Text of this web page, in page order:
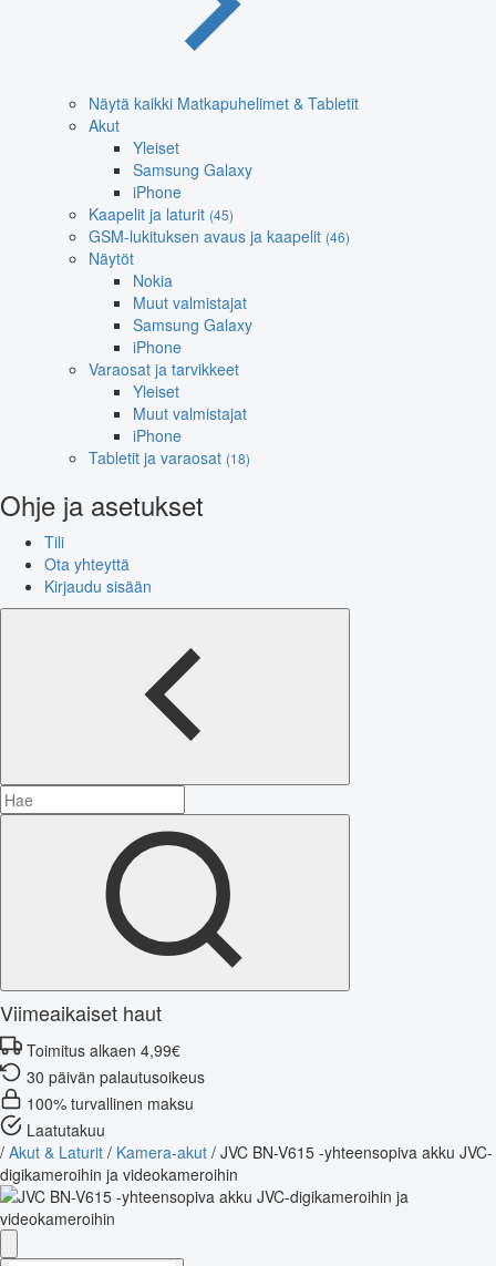
Näytä kaikki Matkapuhelimet & Tabletit
Akut
Yleiset
Samsung Galaxy
iPhone
Kaapelit ja laturit (45)
GSM-lukituksen avaus ja kaapelit (46)
Näytöt
Nokia
Muut valmistajat
Samsung Galaxy
iPhone
Varaosat ja tarvikkeet
Yleiset
Muut valmistajat
iPhone
Tabletit ja varaosat (18)
Ohje ja asetukset
Tili
Ota yhteyttä
Kirjaudu sisään
Viimeaikaiset haut
Toimitus alkaen 4,99€
30 päivän palautusoikeus
100% turvallinen maksu
Laatutakuu
/ Akut & Laturit / Kamera-akut / JVC BN-V615 -yhteensopiva akku JVC-
digikameroihin ja videokameroihin